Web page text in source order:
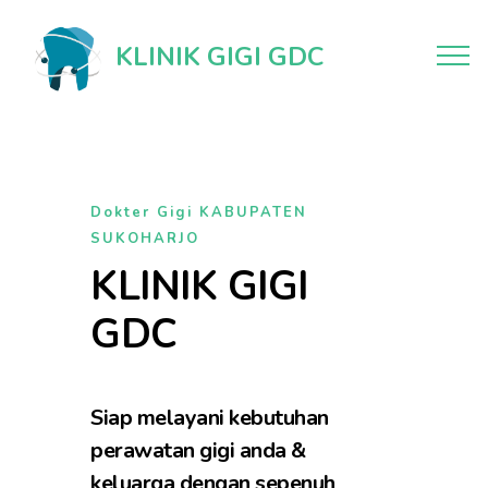
KLINIK GIGI GDC
Dokter Gigi KABUPATEN
SUKOHARJO
KLINIK GIGI
GDC
Siap melayani kebutuhan
perawatan gigi anda &